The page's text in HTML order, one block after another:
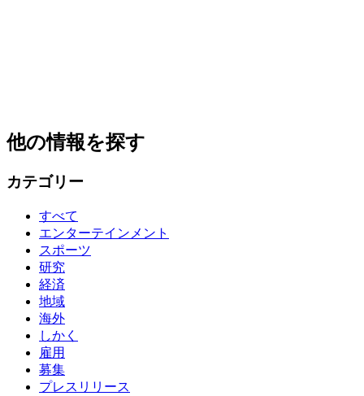
他の情報を探す
カテゴリー
すべて
エンターテインメント
スポーツ
研究
経済
地域
海外
しかく
雇用
募集
プレスリリース